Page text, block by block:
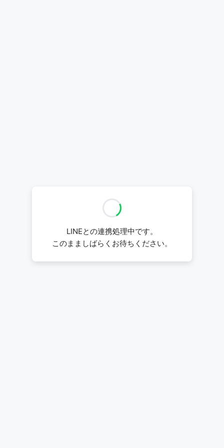
LINEとの連携処理中です。
このまましばらくお待ちください。